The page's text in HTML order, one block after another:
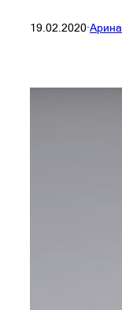
19.02.2020·Арина